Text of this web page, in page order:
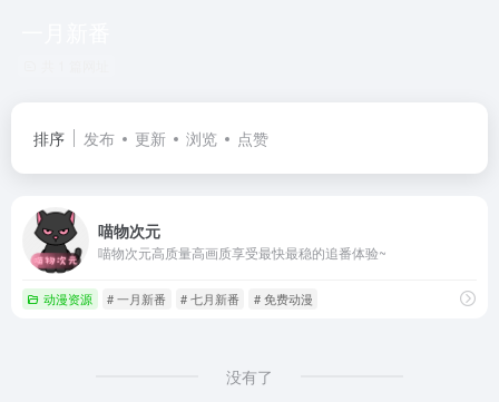
排序 发布 更新 浏览 点赞
喵物次元
喵物次元高质量高画质享受最快最稳的追番体验~
动漫资源 # 一月新番 # 七月新番 # 免费动漫
没有了